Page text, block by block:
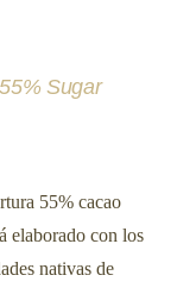
Sugar
55% cacao
elaborado con los
nativas de